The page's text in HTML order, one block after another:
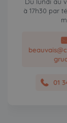
à 17h30 par
01